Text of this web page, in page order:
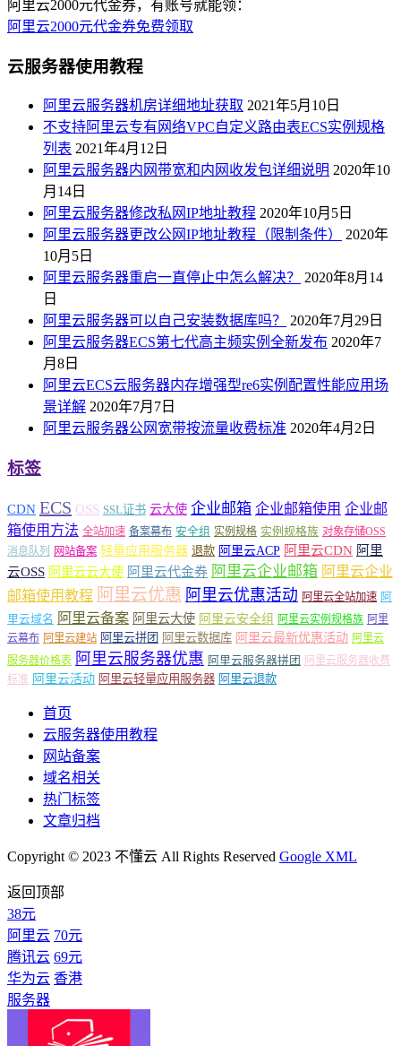
阿里云2000元代金券，有账号就能领：
阿里云2000元代金券免费领取
云服务器使用教程
阿里云服务器机房详细地址获取 2021年5月10日
不支持阿里云专有网络VPC自定义路由表ECS实例规格
列表 2021年4月12日
阿里云服务器内网带宽和内网收发包详细说明 2020年10
月14日
阿里云服务器修改私网IP地址教程 2020年10月5日
阿里云服务器更改公网IP地址教程（限制条件）
2020年
10月5日
阿里云服务器重启一直停止中怎么解决？
2020年8月14
日
阿里云服务器可以自己安装数据库吗？
2020年7月29日
阿里云服务器ECS第七代高主频实例全新发布 2020年7
月8日
阿里云ECS云服务器内存增强型re6实例配置性能应用场
景详解 2020年7月7日
阿里云服务器公网宽带按流量收费标准 2020年4月2日
标签
CDN ECS OSS SSL证书 云大使 企业邮箱 企业邮箱使用 企业邮
箱使用方法 全站加速 备案幕布 安全组 实例规格 实例规格族 对象存储OSS
消息队列
网站备案 轻量应用服务器 退款 阿里云ACP 阿里云CDN 阿里
云OSS 阿里云云大使 阿里云代金券 阿里云企业邮箱 阿里云企业
邮箱使用教程 阿里云优惠 阿里云优惠活动 阿里云全站加速 阿
里云域名 阿里云备案 阿里云大使 阿里云安全组 阿里云实例规格族 阿里
云幕布 阿里云建站 阿里云拼团 阿里云数据库 阿里云最新优惠活动 阿里云
服务器价格表 阿里云服务器优惠 阿里云服务器拼团 阿里云服务器收费
标准 阿里云活动 阿里云轻量应用服务器 阿里云退款
首页
云服务器使用教程
网站备案
域名相关
热门标签
文章归档
Copyright © 2023 不懂云 All Rights Reserved Google XML
返回顶部
38元
阿里云 70元
腾讯云 69元
华为云 香港
服务器